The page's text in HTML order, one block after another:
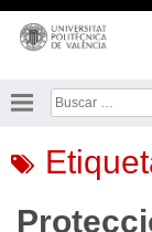
Saltar
contenido
Buscar: